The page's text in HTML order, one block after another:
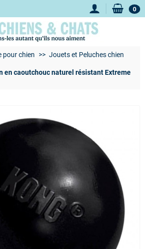
0
pour chien
Jouets et Peluches chien
en caoutchouc naturel résistant Extreme